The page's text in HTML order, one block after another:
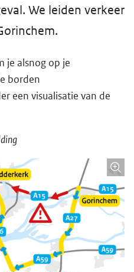
We leiden verkeer
je alsnog op je
borden
een visualisatie van de